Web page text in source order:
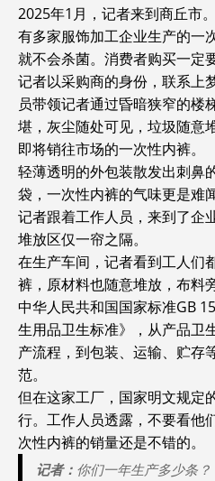
2025年1月，记者来到商丘市
有多家服饰加工企业生产的一
就不会杀菌。消费者购买一定
记者以采购商的身份，联系上
员带领记者通过昏暗狭窄的楼
堪，灰尘随处可见，垃圾随意
即将销往市场的一次性内裤。
轻薄透明的外包装散发出刺鼻
袋，一次性内裤的气味更是难
记者跟着工作人员，来到了企
堆放区仅一帘之隔。
在生产车间，记者看到工人们
裤，原材料也随意堆放，布料
中华人民共和国国家标准GB
生用品卫生标准》，从产品卫
产流程，到包装、运输、贮存
范。
但在这家工厂，国家明文规定
行。工作人员透露，不要看他
次性内裤的销量还是不错的。
记者： 你们一年生产多少条？